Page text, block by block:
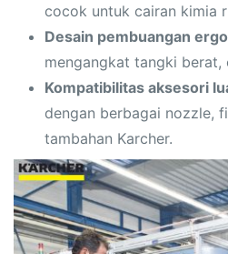
cocok untuk cairan kimia
Desain pembuangan
mengangkat tangki berat,
Kompatibilitas aksesori
dengan berbagai nozzle,
tambahan Karcher.